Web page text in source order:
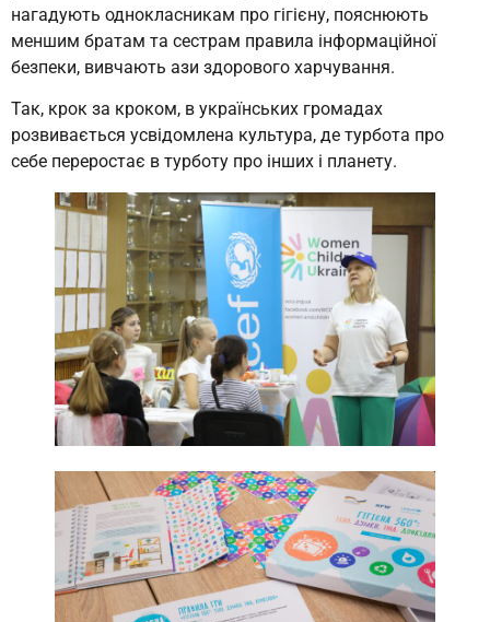
нагадують однокласникам про гігієну, пояснюють
меншим братам та сестрам правила інформаційної
безпеки, вивчають ази здорового харчування.
Так, крок за кроком, в українських громадах
розвивається усвідомлена культура, де турбота про
себе переростає в турботу про інших і планету.